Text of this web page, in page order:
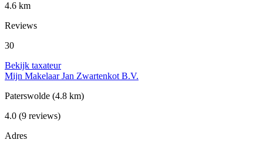
4.6 km
Reviews
30
Bekijk taxateur
Mijn Makelaar Jan Zwartenkot B.V.
Paterswolde (4.8 km)
4.0 (9 reviews)
Adres